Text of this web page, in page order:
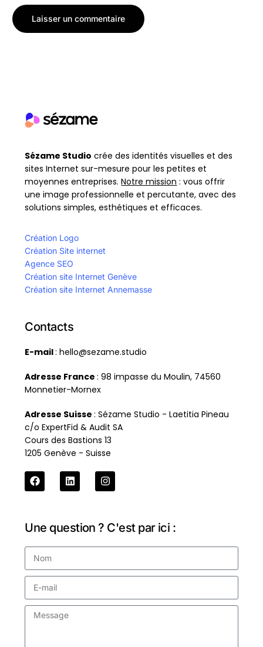
Sézame Studio crée des identités visuelles et des
sites Internet sur-mesure pour les petites et
moyennes entreprises.Notre mission : vous offrir
une image professionnelle et percutante, avec des
solutions simples, esthétiques et efficaces.
Création Logo
Création Site internet
Agence SEO
Création site Internet Genève
Création site Internet Annemasse
Contacts
E-mail: hello@sezame.studio
Adresse France: 98 impasse du Moulin, 74560
Monnetier-Mornex
Adresse Suisse: Sézame Studio - Laetitia Pineau
c/o ExpertFid & Audit SA
Cours des Bastions 13
1205 Genève - Suisse
Une question ? C'est par ici :